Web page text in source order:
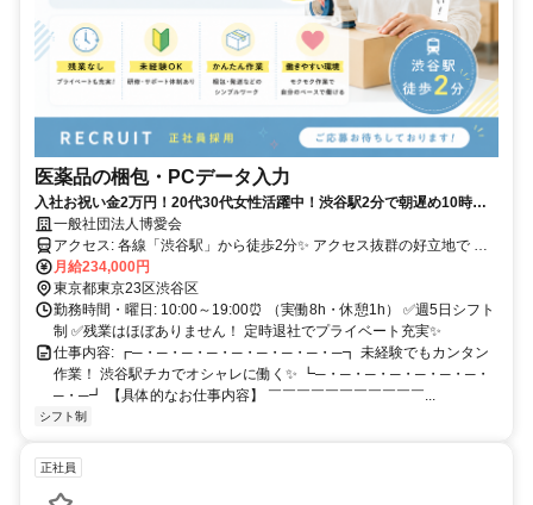
医薬品の梱包・PCデータ入力
入社お祝い金2万円！20代30代女性活躍中！渋谷駅2分で朝遅め10時始
業！髪色ネイル自由！
一般社団法人博愛会
アクセス: 各線「渋谷駅」から徒歩2分✨ アクセス抜群の好立地で 通
勤ストレスも少なめです！
月給234,000円
東京都東京23区渋谷区
勤務時間・曜日: 10:00～19:00⏰ （実働8h・休憩1h） ✅週5日シフト
制 ✅残業はほぼありません！ 定時退社でプライベート充実✨
仕事内容: ┏─・─・─・─・─・─・─・─・─┓ 未経験でもカンタン
作業！ 渋谷駅チカでオシャレに働く✨ ┗─・─・─・─・─・─・─・
─・─┛ 【具体的なお仕事内容】 ￣￣￣￣￣￣￣￣￣￣￣...
シフト制
正社員